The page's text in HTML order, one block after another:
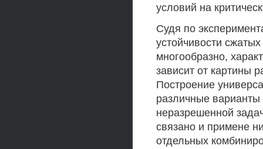
условий на
Судя по
устойчивости
многообразно,
зависит от картины
Построение
различные варианты
неразрешенной
связано и примене
отдельных